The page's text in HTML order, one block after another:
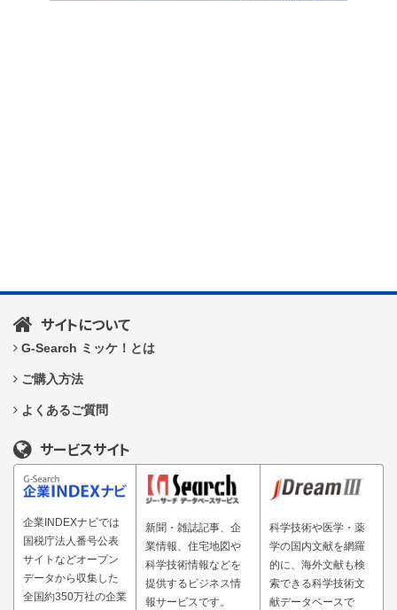
サイトについて
G-Search ミッケ！とは
ご購入方法
よくあるご質問
サービスサイト
企業INDEXナビでは
国税庁法人番号公表
サイトなどオープン
データから収集した
全国約350万社の企業
新聞・雑誌記事、企
業情報、住宅地図や
科学技術情報などを
提供するビジネス情
報サービスです。
科学技術や医学・薬
学の国内文献を網羅
的に、海外文献も検
索できる科学技術文
献データベースで